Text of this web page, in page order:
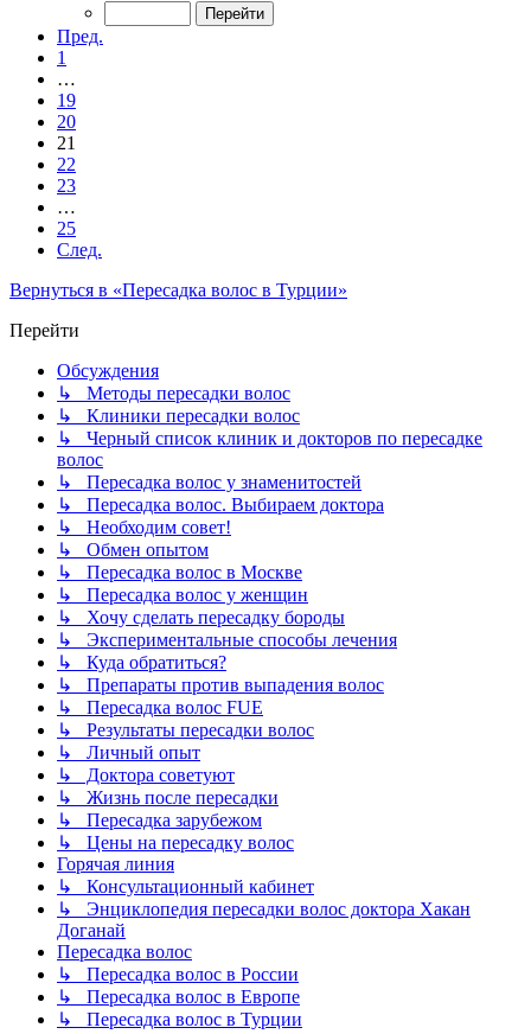
Пред.
1
…
19
20
21
22
23
…
25
След.
Вернуться в «Пересадка волос в Турции»
Перейти
Обсуждения
↳ Методы пересадки волос
↳ Клиники пересадки волос
↳ Черный список клиник и докторов по пересадке
волос
↳ Пересадка волос у знаменитостей
↳ Пересадка волос. Выбираем доктора
↳ Необходим совет!
↳ Обмен опытом
↳ Пересадка волос в Москве
↳ Пересадка волос у женщин
↳ Хочу сделать пересадку бороды
↳ Экспериментальные способы лечения
↳ Куда обратиться?
↳ Препараты против выпадения волос
↳ Пересадка волос FUE
↳ Результаты пересадки волос
↳ Личный опыт
↳ Доктора советуют
↳ Жизнь после пересадки
↳ Пересадка зарубежом
↳ Цены на пересадку волос
Горячая линия
↳ Консультационный кабинет
↳ Энциклопедия пересадки волос доктора Хакан
Доганай
Пересадка волос
↳ Пересадка волос в России
↳ Пересадка волос в Европе
↳ Пересадка волос в Турции